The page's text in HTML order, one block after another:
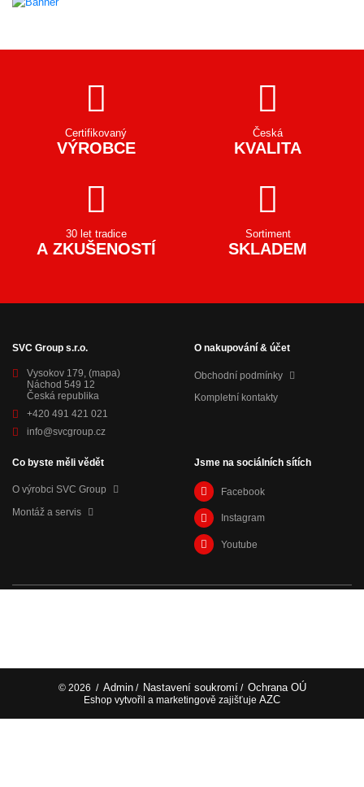
Certifikovaný
VÝROBCE
Česká
KVALITA
30 let tradice
A ZKUŠENOSTÍ
Sortiment
SKLADEM
SVC Group s.r.o.
Vysokov 179, (mapa)
Náchod 549 12
Česká republika
+420 491 421 021
info@svcgroup.cz
O nakupování & účet
Obchodní podmínky
Kompletní kontakty
Co byste měli vědět
O výrobci SVC Group
Montáž a servis
Jsme na sociálních sítích
Facebook
Instagram
Youtube
© 2026 / Admin/ Nastavení soukromí/ Ochrana OÚ
Eshop vytvořil a marketingově zajišťuje AZC